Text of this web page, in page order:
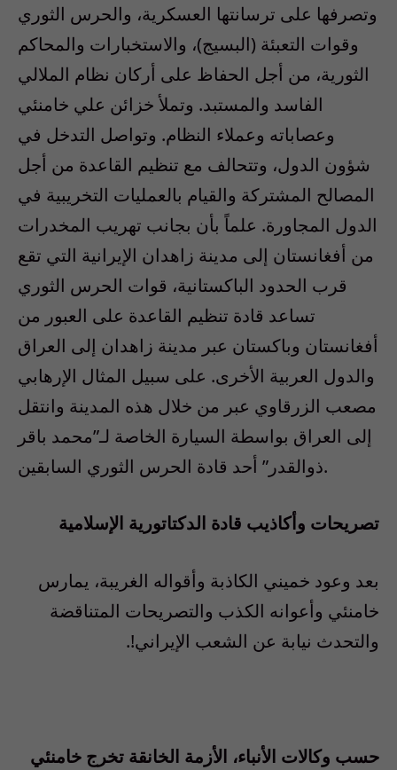
وتصرفها على ترسانتها العسكرية، والحرس الثوري
وقوات التعبئة (البسيج)، والاستخبارات والمحاكم
الثورية، من أجل الحفاظ على أركان نظام الملالي
الفاسد والمستبد. وتملأ خزائن علي خامنئي
وعصاباته وعملاء النظام. وتواصل التدخل في
شؤون الدول، وتتحالف مع تنظيم القاعدة من أجل
المصالح المشتركة والقيام بالعمليات التخريبية في
الدول المجاورة. علماً بأن بجانب تهريب المخدرات
من أفغانستان إلى مدينة زاهدان الإيرانية التي تقع
قرب الحدود الباكستانية، قوات الحرس الثوري
تساعد قادة تنظيم القاعدة على العبور من
أفغانستان وباكستان عبر مدينة زاهدان إلى العراق
والدول العربية الأخرى. على سبيل المثال الإرهابي
مصعب الزرقاوي عبر من خلال هذه المدينة وانتقل
إلى العراق بواسطة السيارة الخاصة لـ”محمد باقر
ذوالقدر” أحد قادة الحرس الثوري السابقين.
تصريحات وأكاذيب قادة الدكتاتورية الإسلامية
بعد وعود خميني الكاذبة وأقواله الغريبة، يمارس
خامنئي وأعوانه الكذب والتصريحات المتناقضة
والتحدث نيابة عن الشعب الإيراني!.
حسب وكالات الأنباء، الأزمة الخانقة تخرج خامنئي